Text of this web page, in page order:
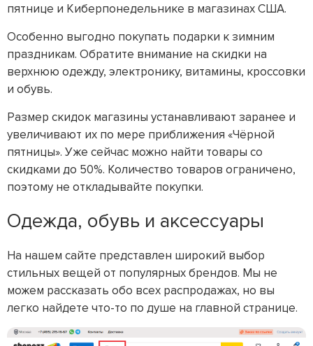
пятнице и Киберпонедельнике в магазинах США.
Особенно выгодно покупать подарки к зимним
праздникам. Обратите внимание на скидки на
верхнюю одежду, электронику, витамины, кроссовки
и обувь.
Размер скидок магазины устанавливают заранее и
увеличивают их по мере приближения «Чёрной
пятницы». Уже сейчас можно найти товары со
скидками до 50%. Количество товаров ограничено,
поэтому не откладывайте покупки.
Одежда, обувь и аксессуары
На нашем сайте представлен широкий выбор
стильных вещей от популярных брендов. Мы не
можем рассказать обо всех распродажах, но вы
легко найдете что-то по душе на главной странице.